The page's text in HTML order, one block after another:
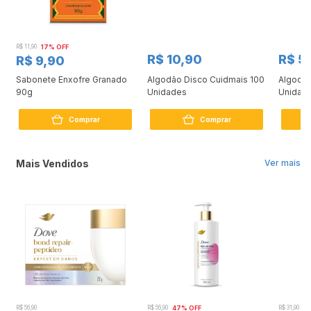
R$ 11,90 17% OFF
R$ 9,90
Sabonete Enxofre Granado
90g
Comprar
R$ 10,90
Algodão Disco Cuidmais 100
Unidades
Comprar
R$
Ver mais
Mais Vendidos
R$ 56,90 R$ 56,90 47% OFF R$ 31,90